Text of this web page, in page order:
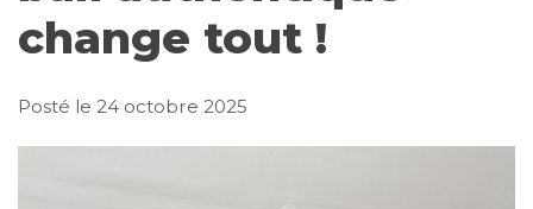
change tout !
Posté le 24 octobre 2025